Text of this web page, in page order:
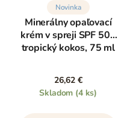
Novinka
Minerálny opaľovací
krém v spreji SPF 50+
tropický kokos, 75 ml
26,62 €
Skladom (4 ks)